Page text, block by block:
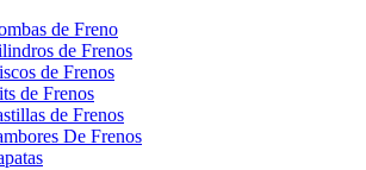
de Freno
de Frenos
de Frenos
de Frenos
de Frenos
De Frenos